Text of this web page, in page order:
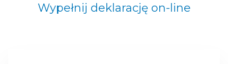
Wypełnij deklarację on-line